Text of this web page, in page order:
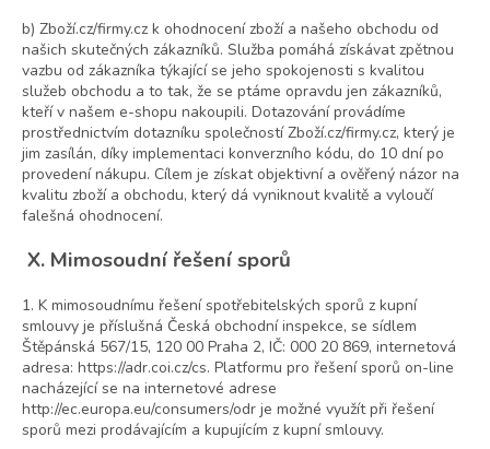
b) Zboží.cz/firmy.cz k ohodnocení zboží a našeho obchodu od
našich skutečných zákazníků. Služba pomáhá získávat zpětnou
vazbu od zákazníka týkající se jeho spokojenosti s kvalitou
služeb obchodu a to tak, že se ptáme opravdu jen zákazníků,
kteří v našem e-shopu nakoupili. Dotazování provádíme
prostřednictvím dotazníku společností Zboží.cz/firmy.cz, který je
jim zasílán, díky implementaci konverzního kódu, do 10 dní po
provedení nákupu. Cílem je získat objektivní a ověřený názor na
kvalitu zboží a obchodu, který dá vyniknout kvalitě a vyloučí
falešná ohodnocení.
X. Mimosoudní řešení sporů
1. K mimosoudnímu řešení spotřebitelských sporů z kupní
smlouvy je příslušná Česká obchodní inspekce, se sídlem
Štěpánská 567/15, 120 00 Praha 2, IČ: 000 20 869, internetová
adresa: https://adr.coi.cz/cs. Platformu pro řešení sporů on-line
nacházející se na internetové adrese
http://ec.europa.eu/consumers/odr je možné využít při řešení
sporů mezi prodávajícím a kupujícím z kupní smlouvy.